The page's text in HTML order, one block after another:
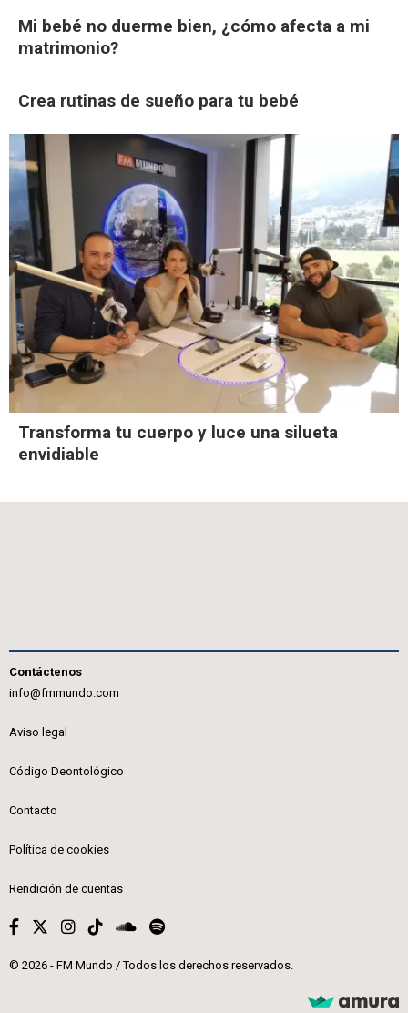
Mi bebé no duerme bien, ¿cómo afecta a mi
matrimonio?
Crea rutinas de sueño para tu bebé
Transforma tu cuerpo y luce una silueta
envidiable
Contáctenos
info@fmmundo.com
Aviso legal
Código Deontológico
Contacto
Política de cookies
Rendición de cuentas
© 2026 - FM Mundo / Todos los derechos reservados.